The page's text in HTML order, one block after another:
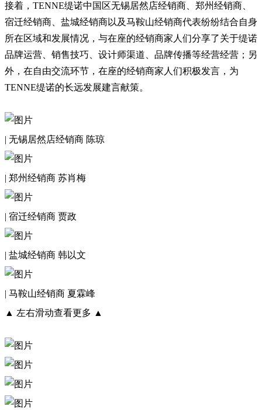
接着，TENNE缇诺中国区无锡居然店经销商、郑州经销商、
宿迁经销商、盐城经销商以及马鞍山经销商代表纷纷结合自身
所在区域和发展情况，与在座的经销商家人们分享了关于缇诺
品牌运营、销售技巧、设计师渠道、品牌传播等经营经营；另
外，在自由交流环节，在座的经销商家人们积极发言，为
TENNE缇诺的长远发展建言献策。
| 无锡居然店经销商 陈琼
| 郑州经销商 苏肖梅
| 宿迁经销商 贾政
| 盐城经销商 韩以文
| 马鞍山经销商 夏霖峰
▲ 左右滑动查看更多 ▲